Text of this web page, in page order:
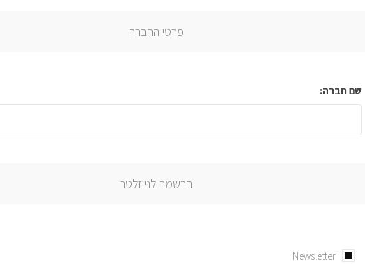
פרטי החברה
שם חברה:
הרשמה לניוזלטר
Newsletter